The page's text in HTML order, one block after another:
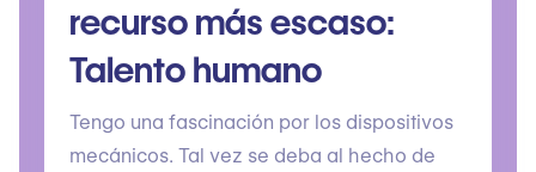
recurso más escaso:
Talento humano
Tengo una fascinación por los dispositivos
mecánicos. Tal vez se deba al hecho de